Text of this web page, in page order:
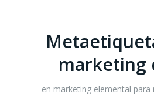
marketing
en marketing elemental para